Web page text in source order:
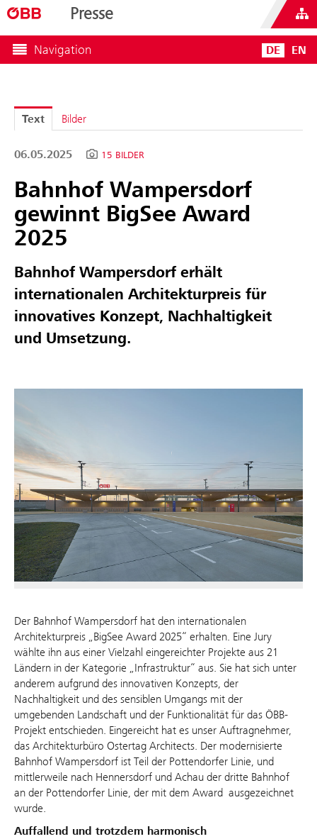
Presse
Navigation DE EN
Text Bilder
06.05.2025 15 BILDER
Bahnhof Wampersdorf
gewinnt BigSee Award
2025
Bahnhof Wampersdorf erhält
internationalen Architekturpreis für
innovatives Konzept, Nachhaltigkeit
und Umsetzung.
Der Bahnhof Wampersdorf hat den internationalen
Architekturpreis „BigSee Award 2025“ erhalten. Eine Jury
wählte ihn aus einer Vielzahl eingereichter Projekte aus 21
Ländern in der Kategorie „Infrastruktur“ aus. Sie hat sich unter
anderem aufgrund des innovativen Konzepts, der
Nachhaltigkeit und des sensiblen Umgangs mit der
umgebenden Landschaft und der Funktionalität für das ÖBB-
Projekt entschieden. Eingereicht hat es unser Auftragnehmer,
das Architekturbüro Ostertag Architects. Der modernisierte
Bahnhof Wampersdorf ist Teil der Pottendorfer Linie, und
mittlerweile nach Hennersdorf und Achau der dritte Bahnhof
an der Pottendorfer Linie, der mit dem Award ausgezeichnet
wurde.
Auffallend und trotzdem harmonisch